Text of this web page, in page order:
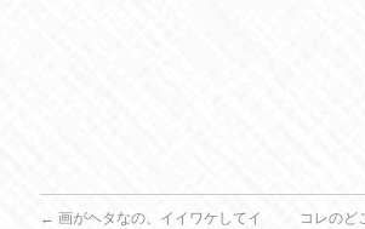
← 画がヘタなの、イイワケしてイ
コレのど